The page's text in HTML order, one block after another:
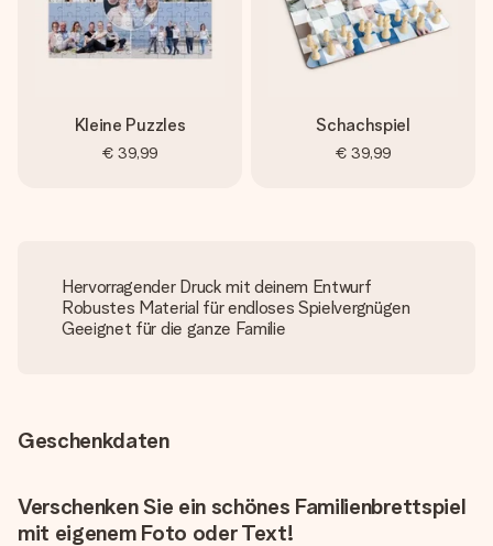
Kleine Puzzles
€ 39,99
Schachspiel
€ 39,99
Hervorragender Druck mit deinem Entwurf
Robustes Material für endloses Spielvergnügen
Geeignet für die ganze Familie
Geschenkdaten
Verschenken Sie ein schönes Familienbrettspiel
mit eigenem Foto oder Text!